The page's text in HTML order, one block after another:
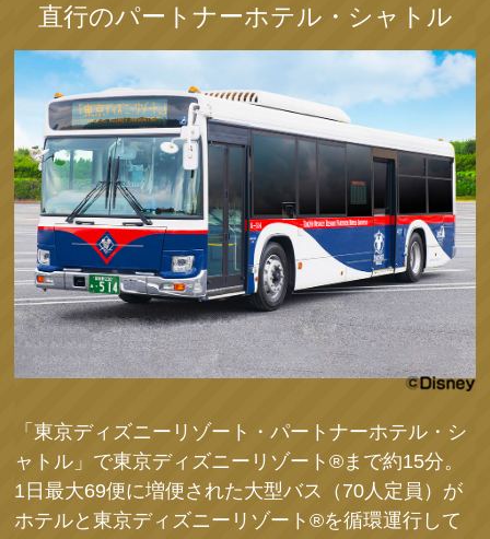
直行のパートナーホテル・シャトル
「東京ディズニーリゾート・パートナーホテル・シ
ャトル」で東京ディズニーリゾート®まで約15分。
1日最大69便に増便された大型バス（70人定員）が
ホテルと東京ディズニーリゾート®を循環運行して